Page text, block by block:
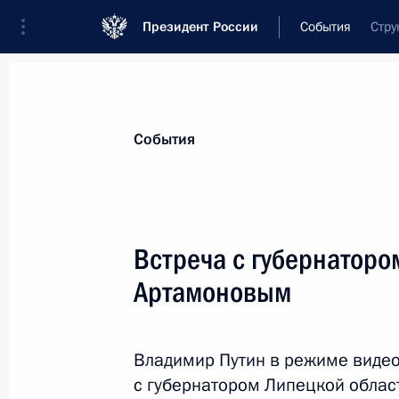
Президент России События
Новости
Послания Федеральному Собранию
Заявления по важнейшим вопросам
Речи и обращения
События
Встреча с
Артамоновым
Владимир Путин в режиме
с губернатором Липецкой